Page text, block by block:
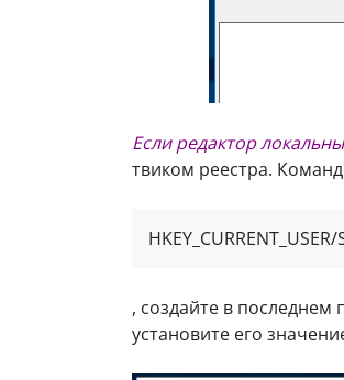
Если редактор
твиком реестра.
, создайте в последнем
установите его